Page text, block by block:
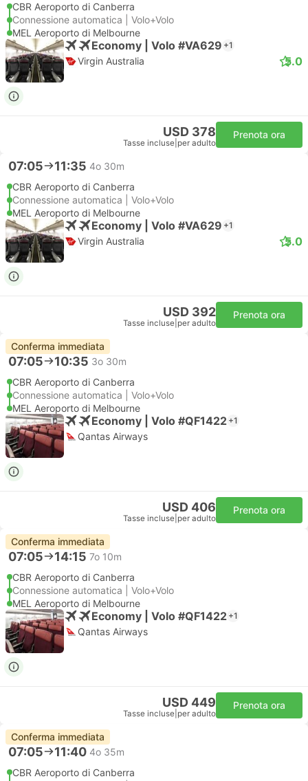
CBR Aeroporto di Canberra
Connessione automatica | Volo+Volo
MEL Aeroporto di Melbourne
Economy | Volo #VA629 +1
Virgin Australia 5.0
USD 378
Tasse incluse per adulto
Prenota ora
07:05 11:35 4o 30m
CBR Aeroporto di Canberra
Connessione automatica | Volo+Volo
MEL Aeroporto di Melbourne
Economy | Volo #VA629 +1
Virgin Australia 5.0
USD 392
Tasse incluse per adulto
Prenota ora
Conferma immediata
07:05 10:35 3o 30m
CBR Aeroporto di Canberra
Connessione automatica | Volo+Volo
MEL Aeroporto di Melbourne
Economy | Volo #QF1422 +1
Qantas Airways
USD 406
Tasse incluse per adulto
Prenota ora
Conferma immediata
07:05 14:15 7o 10m
CBR Aeroporto di Canberra
Connessione automatica | Volo+Volo
MEL Aeroporto di Melbourne
Economy | Volo #QF1422 +1
Qantas Airways
USD 449
Tasse incluse per adulto
Prenota ora
Conferma immediata
07:05 11:40 4o 35m
CBR Aeroporto di Canberra